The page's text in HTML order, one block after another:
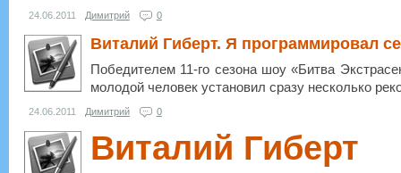
24.06.2011 Димитрий 0
Виталий Гиберт. Я программировал
Победителем 11-го сезона шоу «Битва
молодой человек установил сразу несколько
24.06.2011 Димитрий 0
Виталий Гиберт